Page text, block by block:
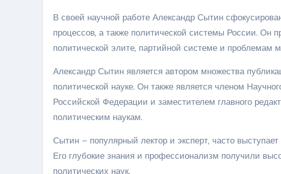
В своей научной работе Александр Сытин
процессов, а также политической системы России. Он
политической элите, партийной системе и проблемам
Александр Сытин является автором множества
политической науке. Он также является членом
Российской Федерации и заместителем главного
политическим наукам.
Сытин – популярный лектор и эксперт, часто
Его глубокие знания и профессионализм получили
политических наук.